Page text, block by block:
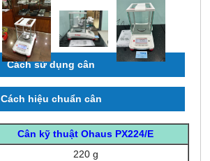
Cách sử dụng cân
Cách hiệu chuẩn cân
Cân kỹ thuật Ohaus PX224/E
220 g